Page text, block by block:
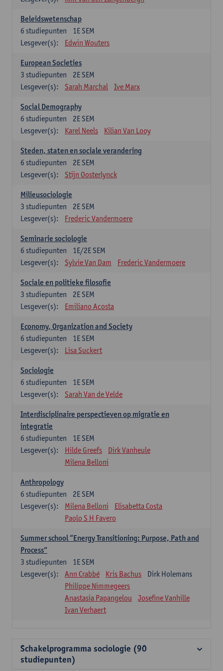
Beleidswetenschap
1E SEM
6 studiepunten
Lesgever(s):
Edwin Wouters
European Societies
2E SEM
3 studiepunten
Lesgever(s):
Sarah Marchal Ive Marx
Social Demography
2E SEM
6 studiepunten
Lesgever(s):
Karel Neels Kilian Van Looy
Steden, staten en sociale verandering
2E SEM
6 studiepunten
Lesgever(s):
Stijn Oosterlynck
Milieusociologie
2E SEM
3 studiepunten
Lesgever(s):
Frederic Vandermoere
Seminarie sociologie
1E/2E SEM
6 studiepunten
Lesgever(s):
Sylvie Van Dam Frederic Vandermoere
Sociale en politieke filosofie
2E SEM
3 studiepunten
Lesgever(s):
Emiliano Acosta
Economy, Organization and Society
1E SEM
6 studiepunten
Lesgever(s):
Lisa Suckert
Sociologie
1E SEM
6 studiepunten
Lesgever(s):
Sarah Van de Velde
Interdisciplinaire perspectieven op migratie en
integratie
1E SEM
6 studiepunten
Lesgever(s):
Hilde Greefs
Dirk Vanheule
Milena Belloni
Anthropology
2E SEM
6 studiepunten
Lesgever(s):
Milena Belloni
Elisabetta Costa
Paolo S H Favero
Summer school “Energy Transitioning: Purpose, Path and
Process”
1E SEM
3 studiepunten
Lesgever(s):
Ann Crabbé Kris Bachus
Dirk Holemans
Philippe Nimmegeers
Anastasia Papangelou
Josefine Vanhille
Ivan Verhaert
Schakelprogramma sociologie (90
studiepunten)